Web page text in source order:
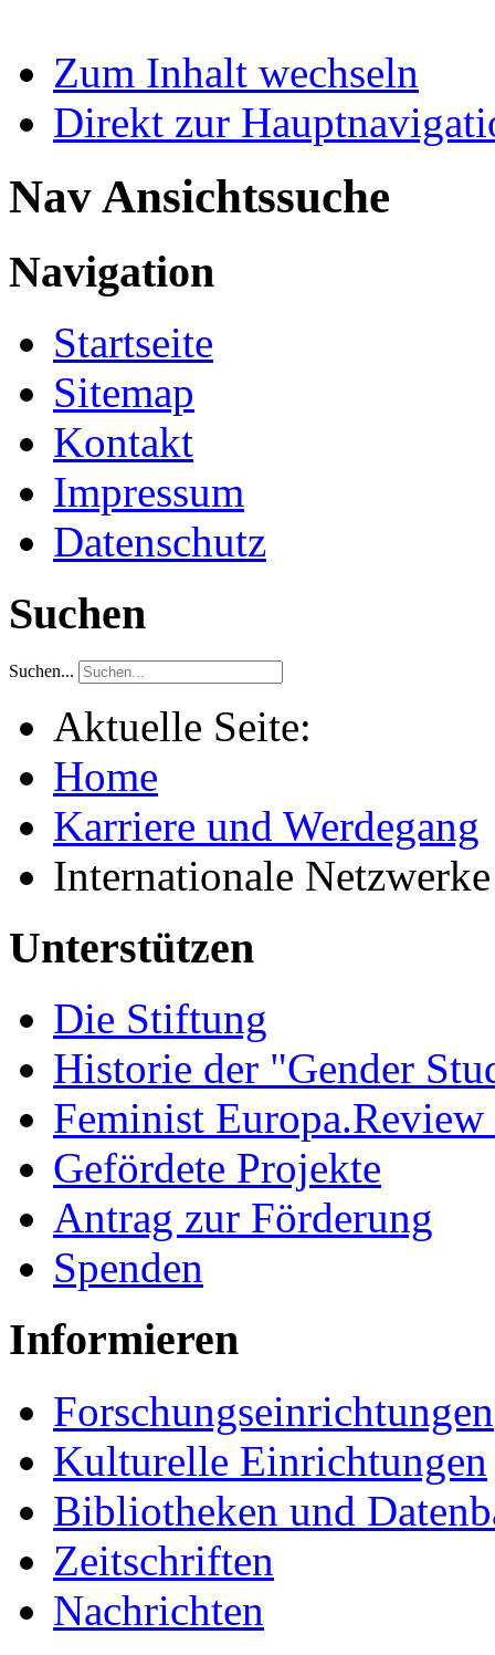
Zum Inhalt wechseln
Direkt zur
Nav Ansichtssuche
Navigation
Startseite
Sitemap
Kontakt
Impressum
Datenschutz
Suchen
Suchen...
Aktuelle Seite:
Home
Karriere und Werdegang
Internationale Netzwerke
Unterstützen
Die Stiftung
Historie der "Gender
Feminist
Gefördete Projekte
Antrag zur Förderung
Spenden
Informieren
Forschungseinrichtungen
Kulturelle Einrichtungen
Bibliotheken und
Zeitschriften
Nachrichten